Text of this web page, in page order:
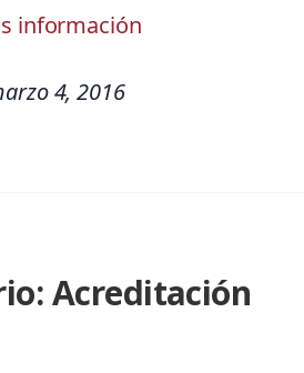
información
4, 2016
Acreditación